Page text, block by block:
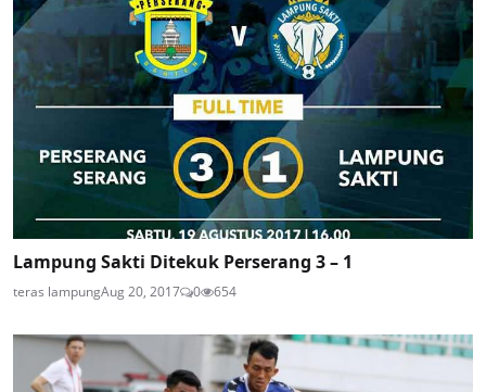
Lampung Sakti Ditekuk Perserang 3 – 1
teras lampungAug 20, 2017 0 654